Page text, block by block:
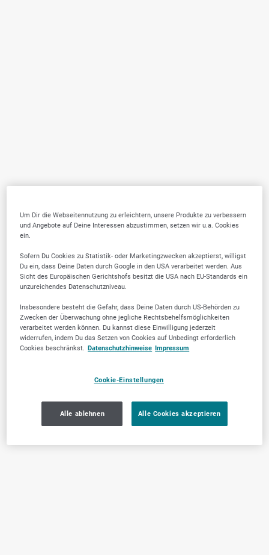
Um Dir die Webseitennutzung zu erleichtern, unsere Produkte zu verbessern
und Angebote auf Deine Interessen abzustimmen, setzen wir u.a. Cookies
ein.
Sofern Du Cookies zu Statistik- oder Marketingzwecken akzeptierst, willigst
Du ein, dass Deine Daten durch Google in den USA verarbeitet werden. Aus
Sicht des Europäischen Gerichtshofs besitzt die USA nach EU-Standards ein
unzureichendes Datenschutzniveau.
Insbesondere besteht die Gefahr, dass Deine Daten durch US-Behörden zu
Zwecken der Überwachung ohne jegliche Rechtsbehelfsmöglichkeiten
verarbeitet werden können. Du kannst diese Einwilligung jederzeit
widerrufen, indem Du das Setzen von Cookies auf Unbedingt erforderlich
Cookies beschränkst. Datenschutzhinweise Impressum
Cookie-Einstellungen
Alle ablehnen Alle Cookies akzeptieren